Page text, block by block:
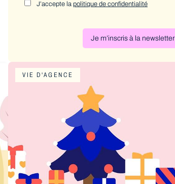
J’accepte la politique de confidentialité
Je m’inscris à la newsletter
VIE D'AGENCE